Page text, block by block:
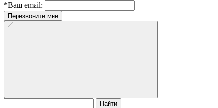
*Ваш email:
Перезвоните мне
Найти